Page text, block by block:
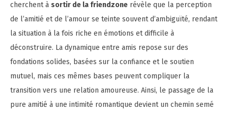
cherchent à sortir de la friendzone révèle que la perception
de l’amitié et de l’amour se teinte souvent d’ambiguïté, rendant
la situation à la fois riche en émotions et difficile à
déconstruire. La dynamique entre amis repose sur des
fondations solides, basées sur la confiance et le soutien
mutuel, mais ces mêmes bases peuvent compliquer la
transition vers une relation amoureuse. Ainsi, le passage de la
pure amitié à une intimité romantique devient un chemin semé